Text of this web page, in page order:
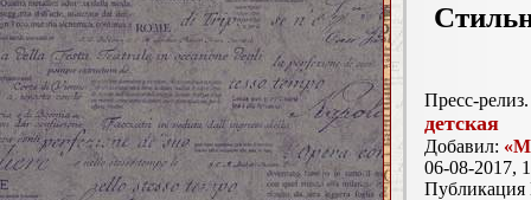
Пресс-релиз.
детская
Добавил:
06-08-2017,